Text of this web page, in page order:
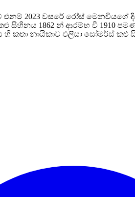
එනම් 2023 වසරේ රෝස්
1862 න් ආරම්භ වී 1910
කතා නායිකාව එලීසා සෝමර්ස් කළු